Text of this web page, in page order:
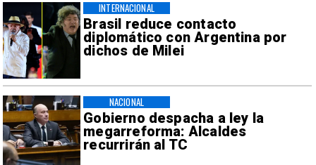
Brasil reduce contacto
diplomático con Argentina por
dichos de Milei
INTERNACIONAL
Gobierno despacha a ley la
megarreforma: Alcaldes
recurrirán al TC
NACIONAL